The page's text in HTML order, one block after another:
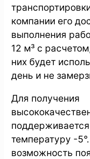
компании его
выполнения
12 м³ с
них будет
день и не
Для получения
температуру -
возможность